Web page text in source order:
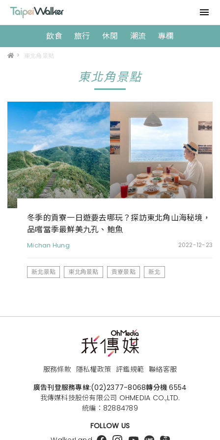
飲食 旅行 休閒 潮流 專欄
> 東北角景點
東北角景點
冬季的貢寮一日遊要去哪玩？探訪東北角山海秘境，
品嚐當季最鮮美九孔、鮑魚
Michan Hung 2022-12-23
新北景點 東北角景點 貢寮景點 新北
服務條款 隱私權政策 評鑑規範 聯絡客服
廣告刊登服務專線:(02)2377-8068轉分機 6554
我傳媒科技股份有限公司 OHMEDIA CO.,LTD.
統編：82884789
FOLLOW US